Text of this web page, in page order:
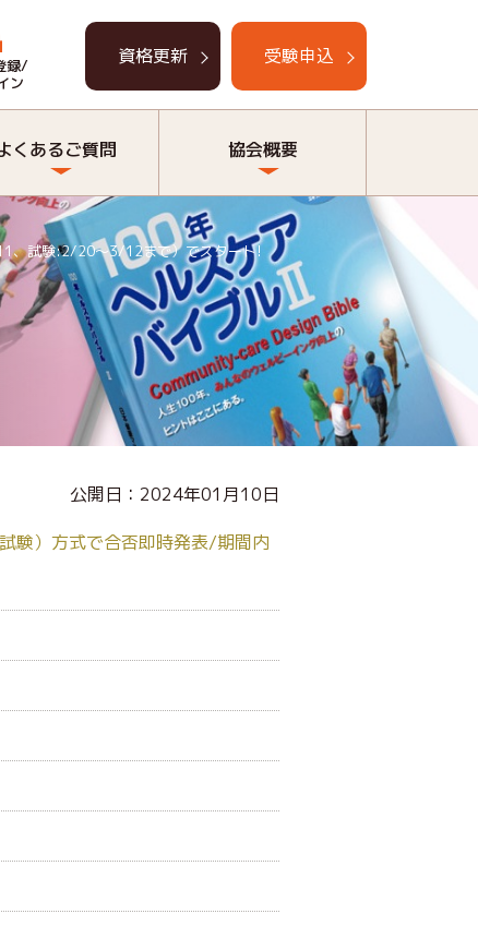
録/
ン
資格更新 受験申込
くあるご質問 協会概要
、試験:2/20～3/12まで）でスタート!
公開日：2024年01月10日
験）方式で合否即時発表/期間内